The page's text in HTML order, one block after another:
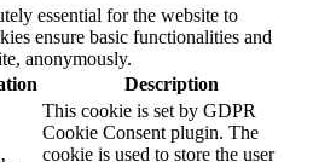
essential for the website to
ensure basic functionalities and
anonymously.
Description
This cookie is set by GDPR
Cookie Consent plugin. The
cookie is used to store the user